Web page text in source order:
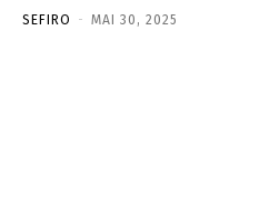
SEFIRO - MAI 30, 2025